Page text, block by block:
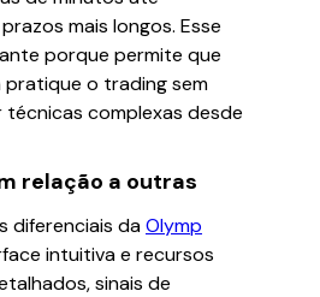
mais longos. Esse
porque permite que
pratique o trading sem
complexas desde
relação a outras
diferenciais daOlymp
intuitiva e recursos
sinais de